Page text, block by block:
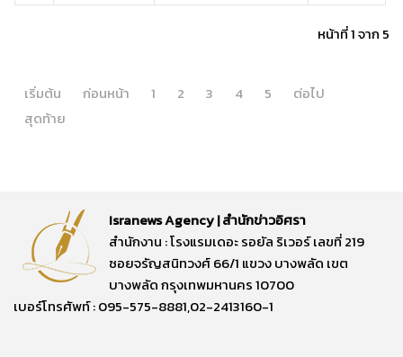
หน้าที่ 1 จาก 5
เริ่มต้น ก่อนหน้า 1 2 3 4 5
ต่อไป
สุดท้าย
Isranews Agency | สำนักข่าวอิศรา
สำนักงาน : โรงแรมเดอะ รอยัล ริเวอร์ เลขที่ 219
ซอยจรัญสนิทวงศ์ 66/1 แขวง บางพลัด เขต
บางพลัด กรุงเทพมหานคร 10700
เบอร์โทรศัพท์ : 095-575-8881,02-2413160-1